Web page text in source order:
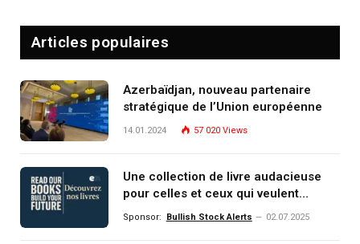
Articles populaires
Azerbaïdjan, nouveau partenaire
stratégique de l’Union européenne
14.01.2024 57 020 Views
Une collection de livre audacieuse
pour celles et ceux qui veulent
comprendre, investir et dominer le
Sponsor: Bullish Stock Alerts 02.07.2025